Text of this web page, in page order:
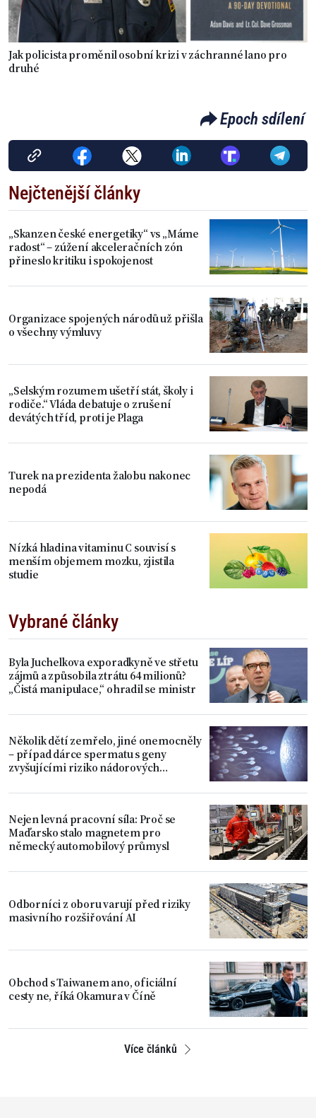
Jak policista proměnil osobní krizi v záchranné lano pro
druhé
Epoch sdílení
Nejčtenější články
„Skanzen české energetiky“ vs „Máme
radost“ – zúžení akceleračních zón
přineslo kritiku i spokojenost
Organizace spojených národů už přišla
o všechny výmluvy
„Selským rozumem ušetří stát, školy i
rodiče.“ Vláda debatuje o zrušení
devátých tříd, proti je Plaga
Turek na prezidenta žalobu nakonec
nepodá
Nízká hladina vitaminu C souvisí s
menším objemem mozku, zjistila
studie
Vybrané články
Byla Juchelkova exporadkyně ve střetu
zájmů a způsobila ztrátu 64 milionů?
„Čistá manipulace,“ ohradil se ministr
Několik dětí zemřelo, jiné onemocněly
– případ dárce spermatu s geny
zvyšujícími riziko nádorových
Nejen levná pracovní síla: Proč se
Maďarsko stalo magnetem pro
německý automobilový průmysl
Odborníci z oboru varují před riziky
masivního rozšiřování AI
Obchod s Taiwanem ano, oficiální
cesty ne, říká Okamura v Číně
Více článků